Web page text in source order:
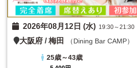
2026年08月12日 (水) 19:30～21:30
大阪府 /梅田 （Dining Bar CAMP）
25歳～43歳